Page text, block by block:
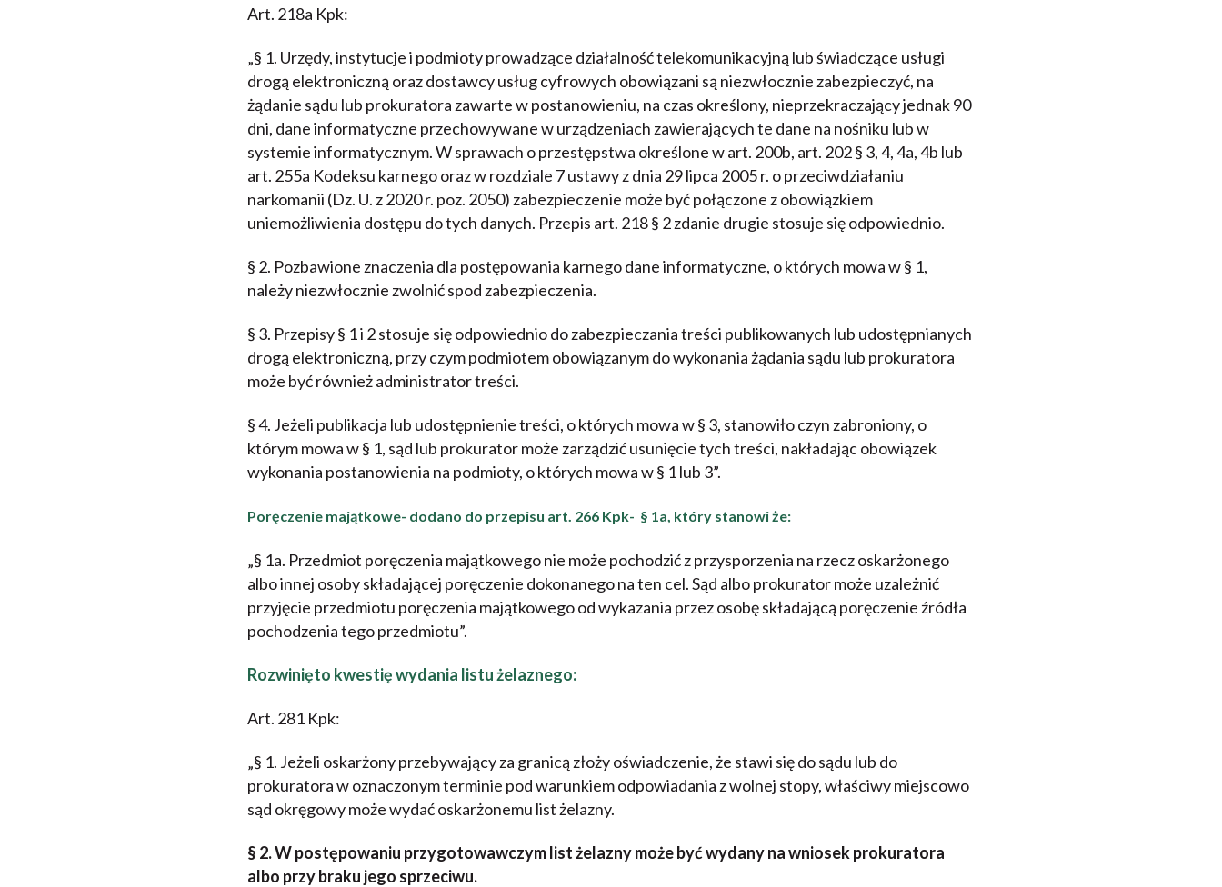
Art. 218a Kpk:
„§ 1. Urzędy, instytucje i podmioty prowadzące działalność telekomunikacyjną lub świadczące usługi
drogą elektroniczną oraz dostawcy usług cyfrowych obowiązani są niezwłocznie zabezpieczyć, na
żądanie sądu lub prokuratora zawarte w postanowieniu, na czas określony, nieprzekraczający jednak 90
dni, dane informatyczne przechowywane w urządzeniach zawierających te dane na nośniku lub w
systemie informatycznym. W sprawach o przestępstwa określone w art. 200b, art. 202 § 3, 4, 4a, 4b lub
art. 255a Kodeksu karnego oraz w rozdziale 7 ustawy z dnia 29 lipca 2005 r. o przeciwdziałaniu
narkomanii (Dz. U. z 2020 r. poz. 2050) zabezpieczenie może być połączone z obowiązkiem
uniemożliwienia dostępu do tych danych. Przepis art. 218 § 2 zdanie drugie stosuje się odpowiednio.
§ 2. Pozbawione znaczenia dla postępowania karnego dane informatyczne, o których mowa w § 1,
należy niezwłocznie zwolnić spod zabezpieczenia.
§ 3. Przepisy § 1 i 2 stosuje się odpowiednio do zabezpieczania treści publikowanych lub udostępnianych
drogą elektroniczną, przy czym podmiotem obowiązanym do wykonania żądania sądu lub prokuratora
może być również administrator treści.
§ 4. Jeżeli publikacja lub udostępnienie treści, o których mowa w § 3, stanowiło czyn zabroniony, o
którym mowa w § 1, sąd lub prokurator może zarządzić usunięcie tych treści, nakładając obowiązek
wykonania postanowienia na podmioty, o których mowa w § 1 lub 3”.
Poręczenie majątkowe- dodano do przepisu art. 266 Kpk- § 1a, który stanowi że:
„§ 1a. Przedmiot poręczenia majątkowego nie może pochodzić z przysporzenia na rzecz oskarżonego
albo innej osoby składającej poręczenie dokonanego na ten cel. Sąd albo prokurator może uzależnić
przyjęcie przedmiotu poręczenia majątkowego od wykazania przez osobę składającą poręczenie źródła
pochodzenia tego przedmiotu”.
Rozwinięto kwestię wydania listu żelaznego:
Art. 281 Kpk:
„§ 1. Jeżeli oskarżony przebywający za granicą złoży oświadczenie, że stawi się do sądu lub do
prokuratora w oznaczonym terminie pod warunkiem odpowiadania z wolnej stopy, właściwy miejscowo
sąd okręgowy może wydać oskarżonemu list żelazny.
§ 2. W postępowaniu przygotowawczym list żelazny może być wydany na wniosek prokuratora
albo przy braku jego sprzeciwu.